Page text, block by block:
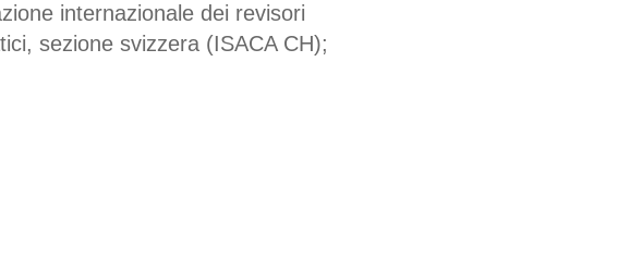
internazionale dei revisori
sezione svizzera (ISACA CH);